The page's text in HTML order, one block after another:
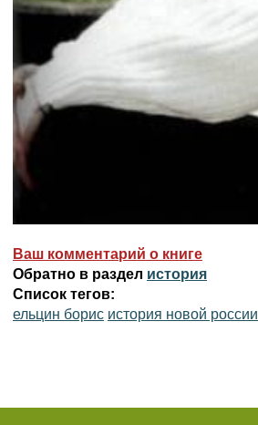
Ваш комментарий о книге
Обратно в раздел история
Список тегов:
ельцин борис история новой россии